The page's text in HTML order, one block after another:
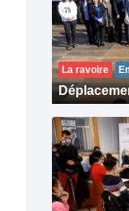
La ravoire